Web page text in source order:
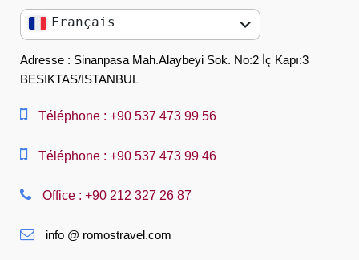
Français
English
العربية
中文
Suomi
Adresse : Sinanpasa Mah.Alaybeyi Sok. No:2 İç Kapı:3
BESIKTAS/ISTANBUL
Téléphone : +90 537 473 99 56
Téléphone : +90 537 473 99 46
Office : +90 212 327 26 87
info @ romostravel.com